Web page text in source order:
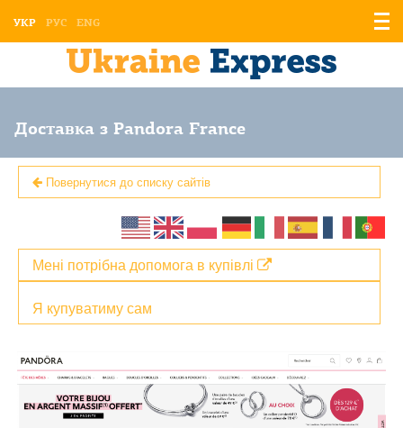
УКР РУС ENG
Доставка з Pandora France
Повернутися до списку сайтів
Я купуватиму сам
Мені потрібна допомога в купівлі